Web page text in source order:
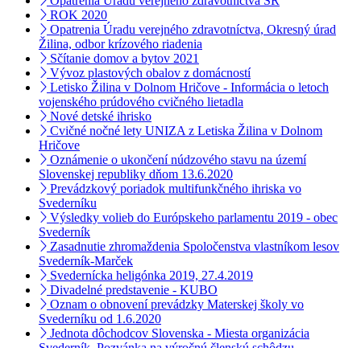
ROK 2020
Opatrenia Úradu verejného zdravotníctva, Okresný úrad
Žilina, odbor krízového riadenia
Sčítanie domov a bytov 2021
Vývoz plastových obalov z domácností
Letisko Žilina v Dolnom Hričove - Informácia o letoch
vojenského prúdového cvičného lietadla
Nové detské ihrisko
Cvičné nočné lety UNIZA z Letiska Žilina v Dolnom
Hričove
Oznámenie o ukončení núdzového stavu na území
Slovenskej republiky dňom 13.6.2020
Prevádzkový poriadok multifunkčného ihriska vo
Svederníku
Výsledky volieb do Európskeho parlamentu 2019 - obec
Svederník
Zasadnutie zhromaždenia Spoločenstva vlastníkom lesov
Svederník-Marček
Svedernícka heligónka 2019, 27.4.2019
Divadelné predstavenie - KUBO
Oznam o obnovení prevádzky Materskej školy vo
Svederníku od 1.6.2020
Jednota dôchodcov Slovenska - Miesta organizácia